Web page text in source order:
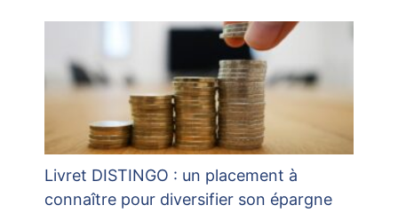
Livret DISTINGO : un placement à
connaître pour diversifier son épargne